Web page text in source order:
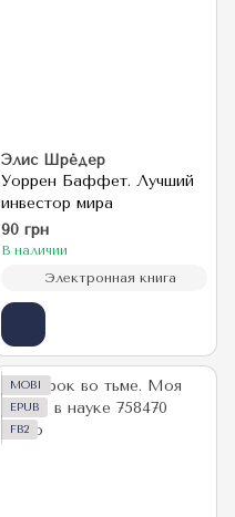
Элис Шрёдер
Уоррен Баффет. Лучший
инвестор мира
90 грн
В наличии
Электронная книга
MOBI
EPUB
FB2